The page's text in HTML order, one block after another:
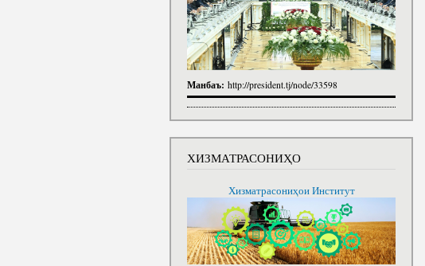
Манбаъ: http://president.tj/node/33598
ХИЗМАТРАСОНИҲО
Хизматрасониҳои Институт